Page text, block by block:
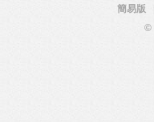
簡易版
©